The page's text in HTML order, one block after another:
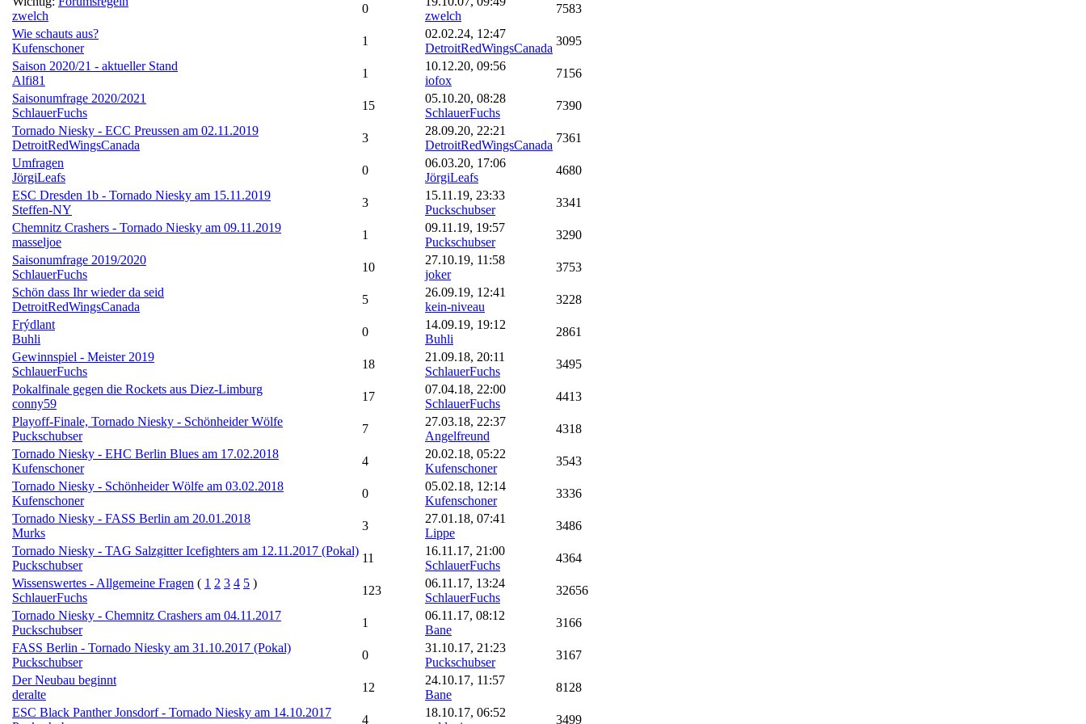
zwelch
0
zwelch
7583
Wie schauts aus?
Kufenschoner
1
02.02.24, 12:47
DetroitRedWingsCanada
3095
Saison 2020/21 - aktueller Stand
Alfi81
1
10.12.20, 09:56
iofox
7156
Saisonumfrage 2020/2021
SchlauerFuchs
15
05.10.20, 08:28
SchlauerFuchs
7390
Tornado Niesky - ECC Preussen am 02.11.2019
DetroitRedWingsCanada
3
28.09.20, 22:21
DetroitRedWingsCanada
7361
Umfragen
JörgiLeafs
0
06.03.20, 17:06
JörgiLeafs
4680
ESC Dresden 1b - Tornado Niesky am 15.11.2019
Steffen-NY
3
15.11.19, 23:33
Puckschubser
3341
Chemnitz Crashers - Tornado Niesky am 09.11.2019
masseljoe
1
09.11.19, 19:57
Puckschubser
3290
Saisonumfrage 2019/2020
SchlauerFuchs
10
27.10.19, 11:58
joker
3753
Schön dass Ihr wieder da seid
DetroitRedWingsCanada
5
26.09.19, 12:41
kein-niveau
3228
Frýdlant
Buhli
0
14.09.19, 19:12
Buhli
2861
Gewinnspiel - Meister 2019
SchlauerFuchs
18
21.09.18, 20:11
SchlauerFuchs
3495
Pokalfinale gegen die Rockets aus Diez-Limburg
conny59
17
07.04.18, 22:00
SchlauerFuchs
4413
Playoff-Finale, Tornado Niesky - Schönheider Wölfe
Puckschubser
7
27.03.18, 22:37
Angelfreund
4318
Tornado Niesky - EHC Berlin Blues am 17.02.2018
Kufenschoner
4
20.02.18, 05:22
Kufenschoner
3543
Tornado Niesky - Schönheider Wölfe am 03.02.2018
Kufenschoner
0
05.02.18, 12:14
Kufenschoner
3336
Tornado Niesky - FASS Berlin am 20.01.2018
Murks
3
27.01.18, 07:41
Lippe
3486
Tornado Niesky - TAG Salzgitter Icefighters am 12.11.2017 (Pokal)
Puckschubser
11
16.11.17, 21:00
SchlauerFuchs
4364
Wissenswertes - Allgemeine Fragen ( 1 2 3 4 5 )
SchlauerFuchs
123
06.11.17, 13:24
SchlauerFuchs
32656
Tornado Niesky - Chemnitz Crashers am 04.11.2017
Puckschubser
1
06.11.17, 08:12
Bane
3166
FASS Berlin - Tornado Niesky am 31.10.2017 (Pokal)
Puckschubser
0
31.10.17, 21:23
Puckschubser
3167
Der Neubau beginnt
deralte
12
24.10.17, 11:57
Bane
8128
ESC Black Panther Jonsdorf - Tornado Niesky am 14.10.2017
4
18.10.17, 06:52
3499